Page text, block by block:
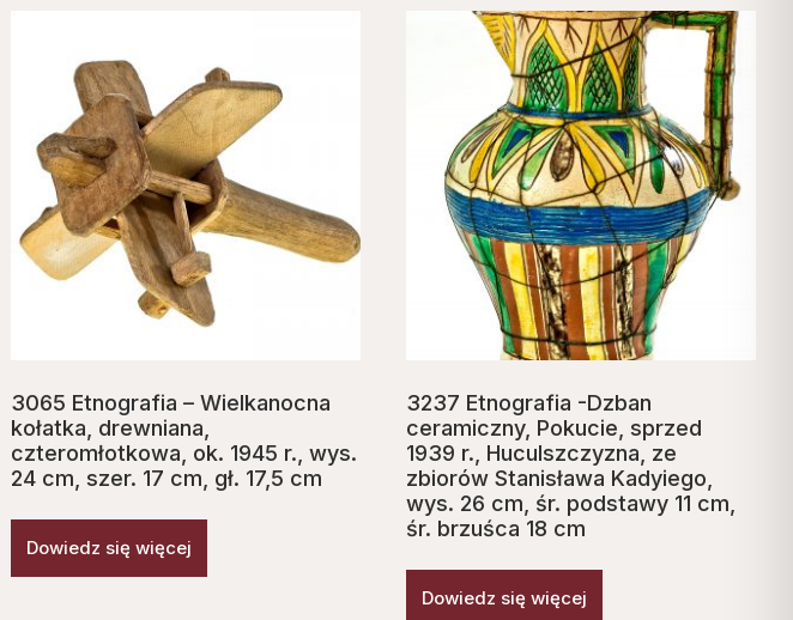
3065 Etnografia – Wielkanocna
kołatka, drewniana,
czteromłotkowa, ok. 1945 r., wys.
24 cm, szer. 17 cm, gł. 17,5 cm
Dowiedz się więcej
3237 Etnografia -Dzban
ceramiczny, Pokucie, sprzed
1939 r., Huculszczyzna, ze
zbiorów Stanisława Kadyiego,
wys. 26 cm, śr. podstawy 11 cm,
śr. brzuśca 18 cm
Dowiedz się więcej